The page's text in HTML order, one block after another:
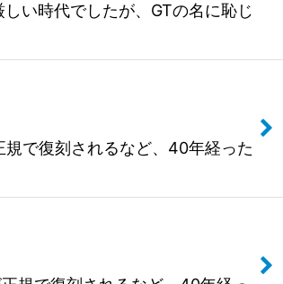
い時代でしたが、GTの名に恥じ
で復刻されるなど、40年経った